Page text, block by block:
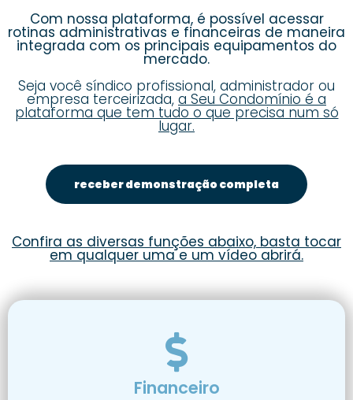
Com nossa plataforma, é possível acessar
rotinas administrativas e financeiras de maneira
integrada com os principais equipamentos do
mercado.
Seja você síndico profissional, administrador ou
empresa terceirizada, a Seu Condomínio é a
plataforma que tem tudo o que precisa num só
lugar.
receber demonstração completa
Confira as diversas funções abaixo, basta tocar
em qualquer uma e um vídeo abrirá.
Financeiro